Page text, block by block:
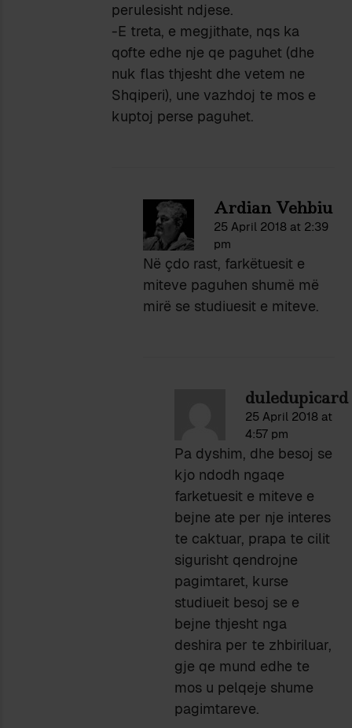
perulesisht ndjese.
-E treta, e megjithate, nqs ka
qofte edhe nje qe paguhet (dhe
nuk flas thjesht dhe vetem ne
Shqiperi), une vazhdoj te mos e
kuptoj perse paguhet.
Ardian Vehbiu
25 April 2018 at 2:39
pm
Në çdo rast, farkëtuesit e
miteve paguhen shumë më
mirë se studiuesit e miteve.
duledupicard
25 April 2018 at
4:57 pm
Pa dyshim, dhe besoj se
kjo ndodh ngaqe
farketuesit e miteve e
bejne ate per nje interes
te caktuar, prapa te cilit
sigurisht qendrojne
pagimtaret, kurse
studiueit besoj se e
bejne thjesht nga
deshira per te zhbiriluar,
gje qe mund edhe te
mos u pelqeje shume
pagimtareve.